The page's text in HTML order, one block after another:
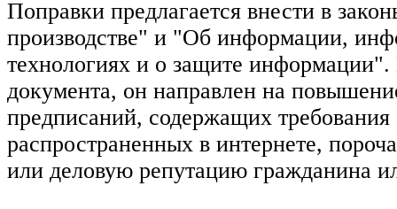
Поправки предлагается внести в
производстве" и "Об информации,
технологиях и о защите
документа, он направлен на
предписаний, содержащих требования
распространенных в интернете,
или деловую репутацию гражданина